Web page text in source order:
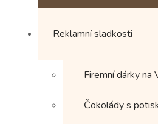
vybrat
stránce
Reklamní sladkosti
Firemní dárky na
Čokolády s